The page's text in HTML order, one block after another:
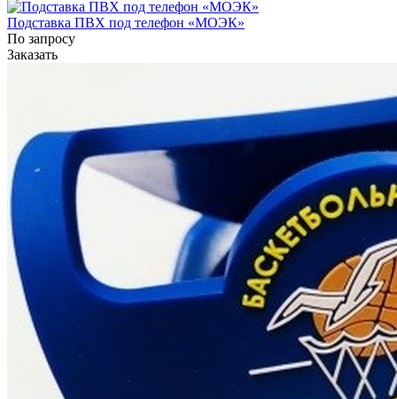
Подставка ПВХ под телефон «МОЭК»
По запросу
Заказать